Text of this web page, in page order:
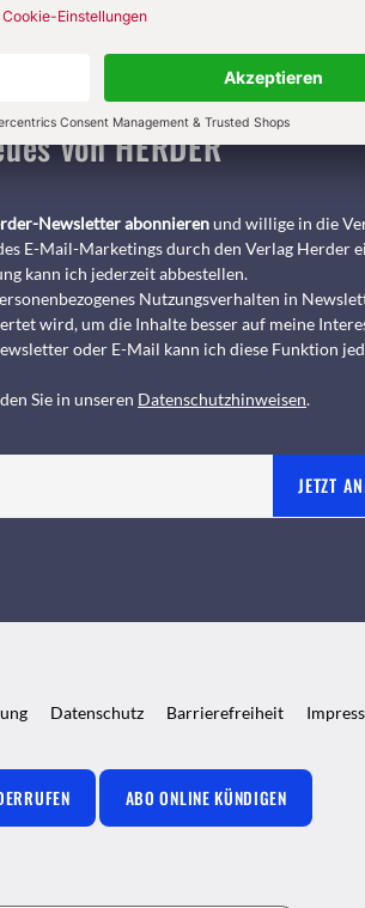
von HERDER
Newsletter abonnierenund willige in die
E-Mail-Marketings durch den Verlag Herder
kann ich jederzeit abbestellen.
Nutzungsverhalten in
wird, um die Inhalte besser auf meine
oder E-Mail kann ich diese Funktion
Sie in unseren Datenschutzhinweisen.
JETZT
Datenschutz Barrierefreiheit
ABO ONLINE KÜNDIGEN